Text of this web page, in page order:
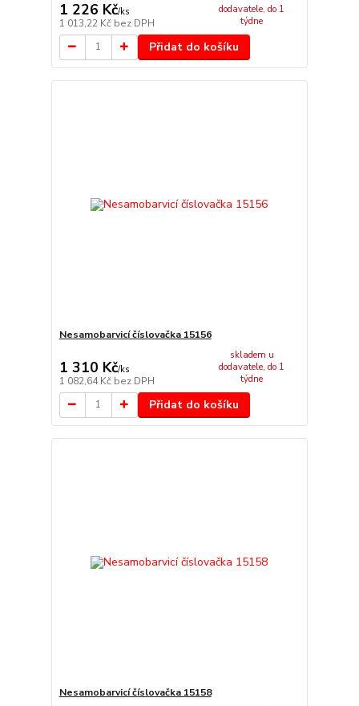
1 226 Kč/ks
1 013,22 Kč bez DPH
dodavatele, do 1
týdne
Přidat do košíku
Nesamobarvicí číslovačka 15156
1 310 Kč/ks
1 082,64 Kč bez DPH
skladem u
dodavatele, do 1
týdne
Přidat do košíku
Nesamobarvicí číslovačka 15158